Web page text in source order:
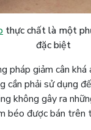
thực chất là một
đặc biệt
pháp giảm cân khá
cần phải sử dụng
không gây ra
béo được bán trên